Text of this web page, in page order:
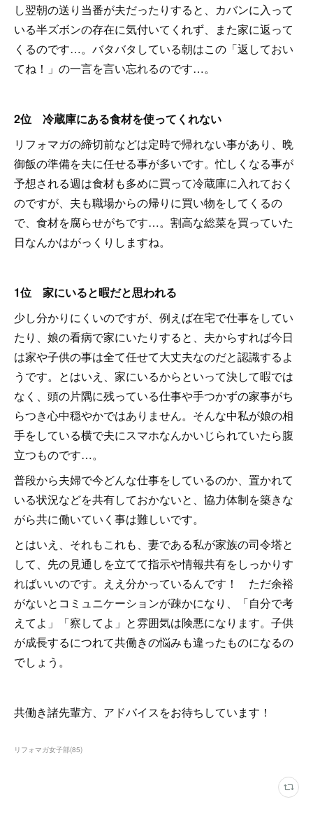
し翌朝の送り当番が夫だったりすると、カバンに入って
いる半ズボンの存在に気付いてくれず、また家に返って
くるのです…。バタバタしている朝はこの「返しておい
てね！」の一言を言い忘れるのです…。
2位 冷蔵庫にある食材を使ってくれない
リフォマガの締切前などは定時で帰れない事があり、晩
御飯の準備を夫に任せる事が多いです。忙しくなる事が
予想される週は食材も多めに買って冷蔵庫に入れておく
のですが、夫も職場からの帰りに買い物をしてくるの
で、食材を腐らせがちです…。割高な総菜を買っていた
日なんかはがっくりしますね。
1位 家にいると暇だと思われる
少し分かりにくいのですが、例えば在宅で仕事をしてい
たり、娘の看病で家にいたりすると、夫からすれば今日
は家や子供の事は全て任せて大丈夫なのだと認識するよ
うです。とはいえ、家にいるからといって決して暇では
なく、頭の片隅に残っている仕事や手つかずの家事がち
らつき心中穏やかではありません。そんな中私が娘の相
手をしている横で夫にスマホなんかいじられていたら腹
立つものです…。
普段から夫婦で今どんな仕事をしているのか、置かれて
いる状況などを共有しておかないと、協力体制を築きな
がら共に働いていく事は難しいです。
とはいえ、それもこれも、妻である私が家族の司令塔と
して、先の見通しを立てて指示や情報共有をしっかりす
ればいいのです。ええ分かっているんです！ ただ余裕
がないとコミュニケーションが疎かになり、「自分で考
えてよ」「察してよ」と雰囲気は険悪になります。子供
が成長するにつれて共働きの悩みも違ったものになるの
でしょう。
共働き諸先輩方、アドバイスをお待ちしています！
リフォマガ女子部(85)